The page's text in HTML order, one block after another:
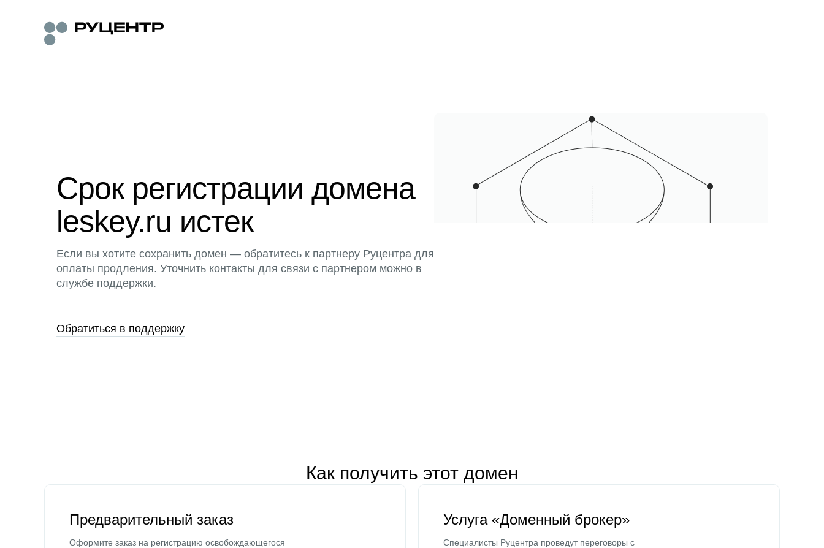
Срок регистрации домена
leskey.ru истек
Если вы хотите сохранить домен — обратитесь к партнеру Руцентра для
оплаты продления. Уточнить контакты для связи с партнером можно в
службе поддержки.
Обратиться в поддержку
Как получить этот домен
Предварительный заказ
Оформите заказ на регистрацию освобождающегося
Услуга «Доменный брокер»
Специалисты Руцентра проведут переговоры с